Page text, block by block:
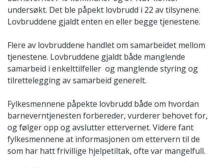
undersøkt. Det ble påpekt lovbrudd i 22 av tilsynene.
Lovbruddene gjaldt enten en eller begge tjenestene.
Flere av lovbruddene handlet om samarbeidet mellom
tjenestene. Lovbruddene gjaldt både manglende
samarbeid i enkelttilfeller og manglende styring og
tilrettelegging av samarbeid generelt.
Fylkesmennene påpekte lovbrudd både om hvordan
barneverntjenesten forbereder, vurderer behovet for,
og følger opp og avslutter ettervernet. Videre fant
fylkesmennene at informasjonen om ettervern til de
som har hatt frivillige hjelpetiltak, ofte var mangelfull.